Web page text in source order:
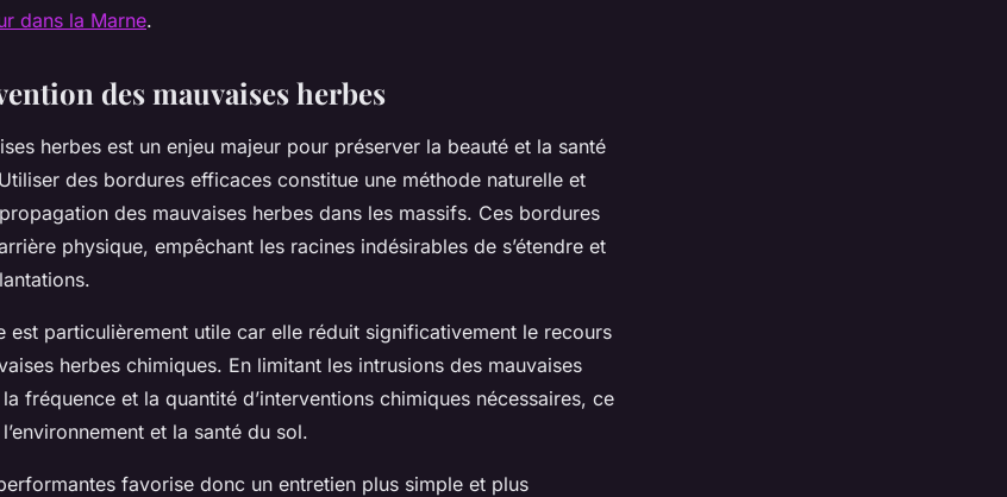
dans la Marne.
des mauvaises herbes
herbes est un enjeu majeur pour préserver la beauté et la santé
des bordures efficaces constitue une méthode naturelle et
des mauvaises herbes dans les massifs. Ces bordures
physique, empêchant les racines indésirables de s’étendre et
est particulièrement utile car elle réduit significativement le recours
herbes chimiques. En limitant les intrusions des mauvaises
fréquence et la quantité d’interventions chimiques nécessaires, ce
et la santé du sol.
favorise donc un entretien plus simple et plus